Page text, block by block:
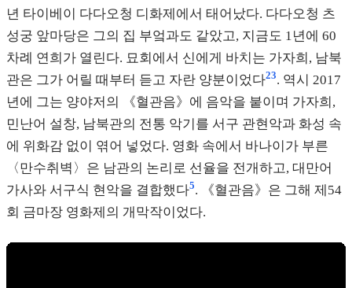
년 타이베이 다다오청 디화제에서 태어났다. 다다오청 츠
성궁 앞마당은 그의 집 부엌과도 같았고, 지금도 1년에 60
차례 연희가 열린다. 묘회에서 신에게 바치는 가자희, 남북
관은 그가 어릴 때부터 듣고 자란 양분이었다23. 역시 2017
년에 그는 양야저의 《혈관음》에 음악을 붙이며 가자희,
민난어 설창, 남북관의 전통 악기를 서구 관현악과 화성 속
에 위화감 없이 엮어 넣었다. 영화 속에서 바나이가 부른
〈만수취벽〉은 남관의 논리로 선율을 전개하고, 대만어
가사와 서구식 현악을 결합했다5. 《혈관음》은 그해 제54
회 금마장 영화제의 개막작이었다.